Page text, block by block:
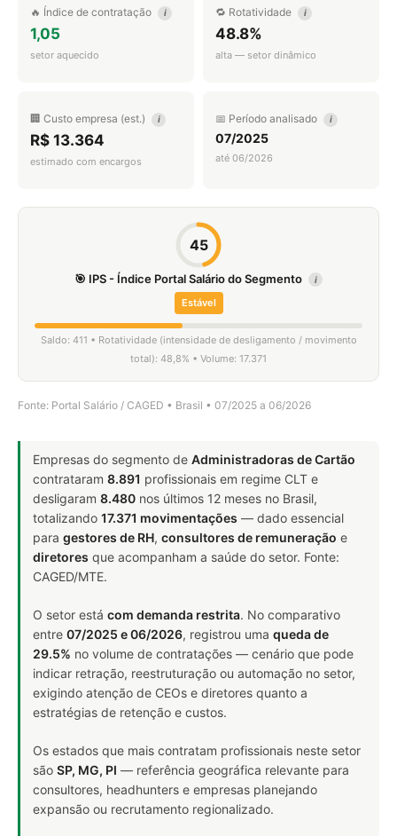
🔥 Índice de contratação i
1,05
setor aquecido
🔁 Rotatividade i
48.8%
alta — setor dinâmico
🏢 Custo empresa (est.) i
R$ 13.364
estimado com encargos
📅 Período analisado i
07/2025
até 06/2026
45
🎯 IPS - Índice Portal Salário do Segmento i
Estável
Saldo: 411 • Rotatividade (intensidade de desligamento / movimento
total): 48,8% • Volume: 17.371
Fonte: Portal Salário / CAGED • Brasil • 07/2025 a 06/2026
Empresas do segmento de Administradoras de Cartão
contrataram 8.891 profissionais em regime CLT e
desligaram 8.480 nos últimos 12 meses no Brasil,
totalizando 17.371 movimentações — dado essencial
para gestores de RH, consultores de remuneração e
diretores que acompanham a saúde do setor. Fonte:
CAGED/MTE.
O setor está com demanda restrita. No comparativo
entre 07/2025 e 06/2026, registrou uma queda de
29.5% no volume de contratações — cenário que pode
indicar retração, reestruturação ou automação no setor,
exigindo atenção de CEOs e diretores quanto a
estratégias de retenção e custos.
Os estados que mais contratam profissionais neste setor
são SP, MG, PI — referência geográfica relevante para
consultores, headhunters e empresas planejando
expansão ou recrutamento regionalizado.